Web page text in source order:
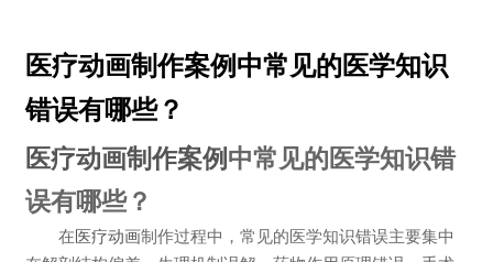
医疗动画制作案例中常见的医学知识
错误有哪些？
医疗动画制作案例中常见的医学知识错
误有哪些？
在医疗动画制作过程中，常见的医学知识错误主要集中